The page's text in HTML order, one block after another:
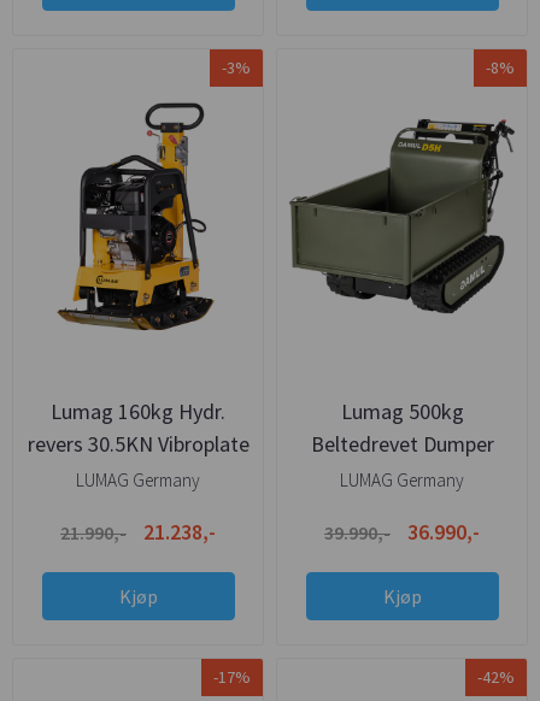
-3%
Lumag 160kg Hydr.
revers 30.5KN Vibroplate
PROFF0
LUMAG Germany
21.990,- 21.238,-
Kjøp
-8%
Lumag 500kg
Beltedrevet Dumper
M/Hydraulisk tipp -
LUMAG Germany
39.990,- 36.990,-
Kjøp
-17% -42%